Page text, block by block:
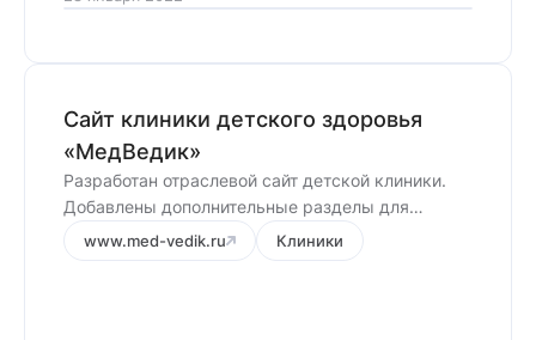
Сайт клиники детского здоровья
«МедВедик»
Разработан отраслевой сайт детской клиники.
Добавлены дополнительные разделы для
повышения доверия посетителей.
www.med-vedik.ru Клиники